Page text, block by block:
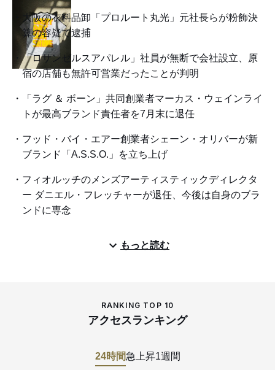
大阪の衣料品卸「プロルート丸光」元社長らが粉飾決
算の容疑で逮捕
「ロサンゼルスアパレル」社員が無断で会社設立、原
宿の店舗も無許可営業だったことが判明
「ラグ ＆ ボーン」共同創業者マーカス・ウェインライ
トが最高ブランド責任者を7月末に退任
フッド・バイ・エアー創業者シェーン・オリバーが新
ブランド「A.S.S.O.」を立ち上げ
フィオルッチのメンズアーティスティックディレクタ
ー ダニエル・フレッチャーが退任、今後は自身のブラ
ンドに専念
もっと読む
RANKING TOP 10
アクセスランキング
24時間急上昇1週間